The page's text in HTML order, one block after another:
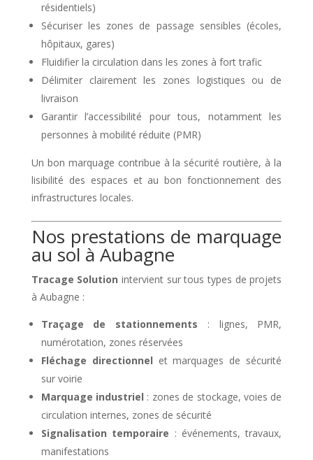
résidentiels)
Sécuriser les zones de passage sensibles (écoles,
hôpitaux, gares)
Fluidifier la circulation dans les zones à fort trafic
Délimiter clairement les zones logistiques ou de
livraison
Garantir l’accessibilité pour tous, notamment les
personnes à mobilité réduite (PMR)
Un bon marquage contribue à la sécurité routière, à la
lisibilité des espaces et au bon fonctionnement des
infrastructures locales.
Nos prestations de marquage
au sol à Aubagne
Tracage Solution intervient sur tous types de projets
à Aubagne :
Traçage de stationnements : lignes, PMR,
numérotation, zones réservées
Fléchage directionnel et marquages de sécurité
sur voirie
Marquage industriel : zones de stockage, voies de
circulation internes, zones de sécurité
Signalisation temporaire : événements, travaux,
manifestations